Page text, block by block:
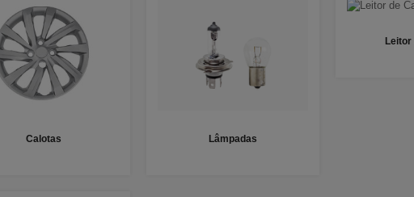
Calotas Lâmpadas
Leitor